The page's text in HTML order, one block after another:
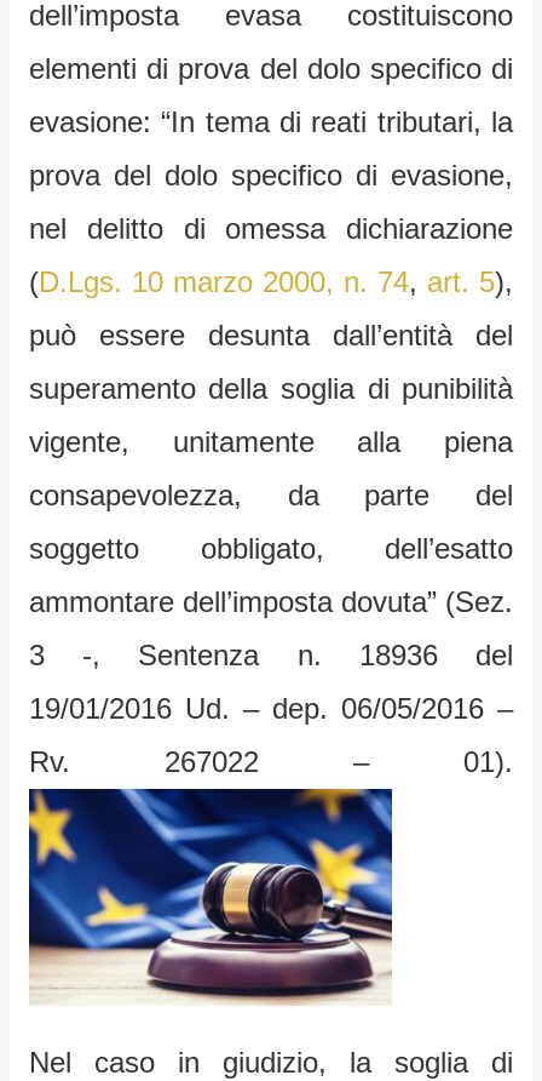
dell’imposta evasa costituiscono
elementi di prova del dolo specifico di
evasione: “In tema di reati tributari, la
prova del dolo specifico di evasione,
nel delitto di omessa dichiarazione
(D.Lgs. 10 marzo 2000, n. 74, art. 5),
può essere desunta dall’entità del
superamento della soglia di punibilità
vigente, unitamente alla piena
consapevolezza, da parte del
soggetto obbligato, dell’esatto
ammontare dell’imposta dovuta” (Sez.
3 -, Sentenza n. 18936 del
19/01/2016 Ud. – dep. 06/05/2016 –
Rv. 267022 – 01).
Nel caso in giudizio, la soglia di